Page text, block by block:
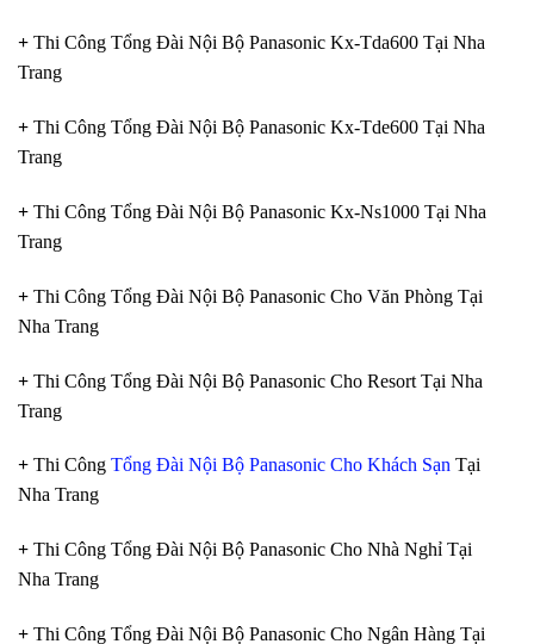
+ Thi Công Tổng Đài Nội Bộ Panasonic Kx-Tda600 Tại Nha
Trang
+ Thi Công Tổng Đài Nội Bộ Panasonic Kx-Tde600 Tại Nha
Trang
+ Thi Công Tổng Đài Nội Bộ Panasonic Kx-Ns1000 Tại Nha
Trang
+ Thi Công Tổng Đài Nội Bộ Panasonic Cho Văn Phòng Tại
Nha Trang
+ Thi Công Tổng Đài Nội Bộ Panasonic Cho Resort Tại Nha
Trang
+ Thi Công Tổng Đài Nội Bộ Panasonic Cho Khách Sạn Tại
Nha Trang
+ Thi Công Tổng Đài Nội Bộ Panasonic Cho Nhà Nghỉ Tại
Nha Trang
+ Thi Công Tổng Đài Nội Bộ Panasonic Cho Ngân Hàng Tại